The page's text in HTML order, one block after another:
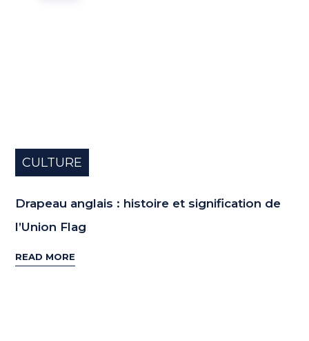
CULTURE
Drapeau anglais : histoire et signification de
l’Union Flag
READ MORE